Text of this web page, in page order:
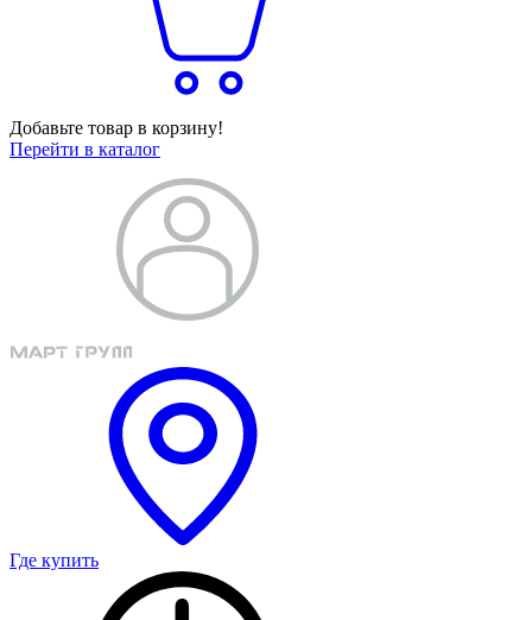
Добавьте товар в корзину!
Перейти в каталог
Где купить